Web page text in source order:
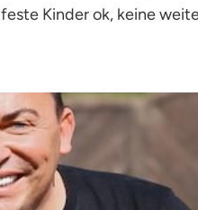
Kinder ok, keine